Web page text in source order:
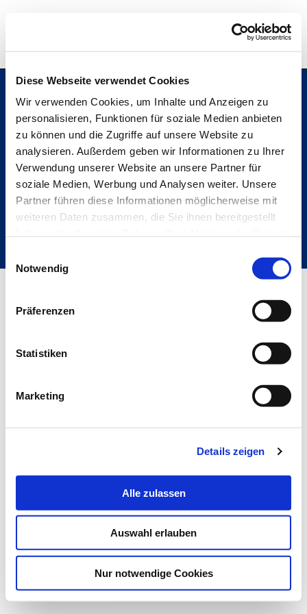
Diese Webseite verwendet Cookies
Wir verwenden Cookies, um Inhalte und Anzeigen zu
personalisieren, Funktionen für soziale Medien anbieten
zu können und die Zugriffe auf unsere Website zu
analysieren. Außerdem geben wir Informationen zu Ihrer
Verwendung unserer Website an unsere Partner für
soziale Medien, Werbung und Analysen weiter. Unsere
Partner führen diese Informationen möglicherweise mit
weiteren Daten zusammen, die Sie ihnen bereitgestellt
Notwendig
Präferenzen
Statistiken
Marketing
Details zeigen
Alle zulassen
Auswahl erlauben
Nur notwendige Cookies
Hochschule Bremerhaven
Kontakt
An der Karlstadt 8
27568 Bremerhaven
Ressourcen
Folge uns
Metabar